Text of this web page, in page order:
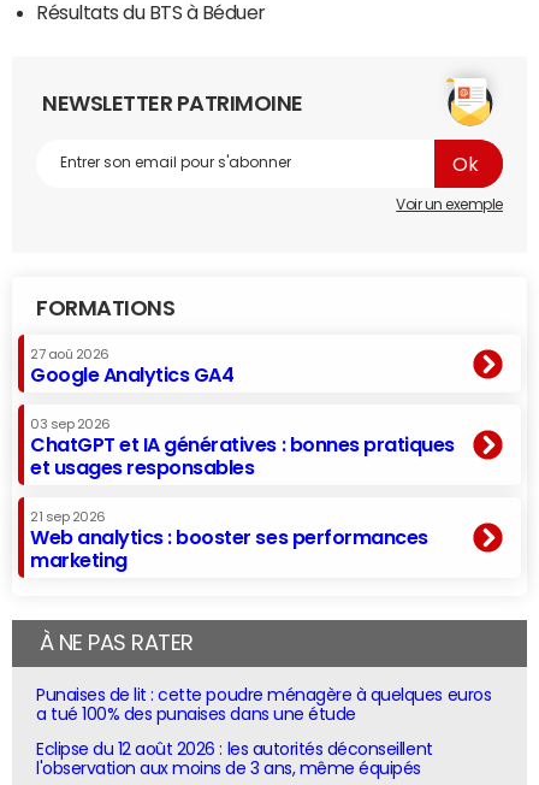
Résultats du BTS à Béduer
NEWSLETTER PATRIMOINE
Voir un exemple
FORMATIONS
27 aoû 2026
Google Analytics GA4
03 sep 2026
ChatGPT et IA génératives : bonnes pratiques
et usages responsables
21 sep 2026
Web analytics : booster ses performances
marketing
À NE PAS RATER
Punaises de lit : cette poudre ménagère à quelques euros
a tué 100% des punaises dans une étude
Eclipse du 12 août 2026 : les autorités déconseillent
l'observation aux moins de 3 ans, même équipés